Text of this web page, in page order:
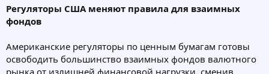
Регуляторы США меняют правила для взаимных
фондов
Американские регуляторы по ценным бумагам готовы
освободить большинство взаимных фондов валютного
рынка от излишней финансовой нагрузки, сменив